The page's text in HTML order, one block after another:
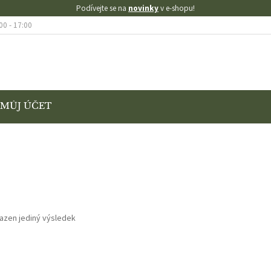
Podívejte se na novinkyv e-shopu!
- 17:00
MŮJ ÚČET
jediný výsledek